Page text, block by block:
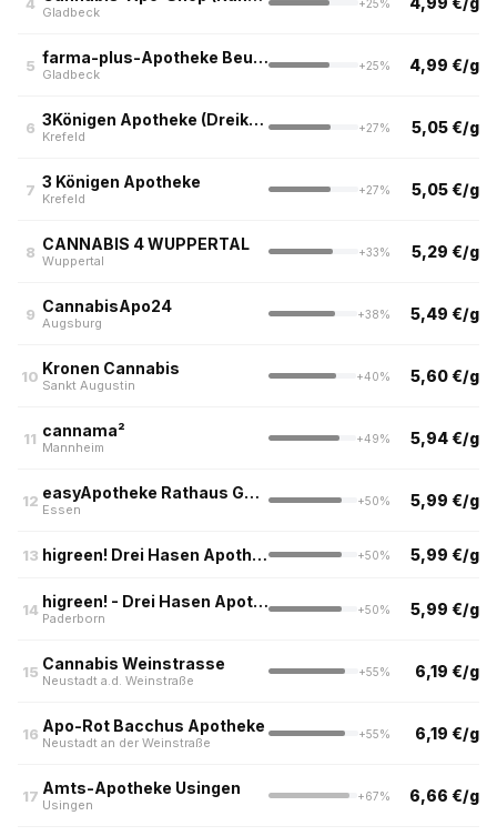
Gladbeck
+25%
5 farma-plus-Apotheke Beuth in Gladbeck
Gladbeck
+25% 4,99 €/g
6 3Königen Apotheke (Dreikönigen Apotheke am Ostwall, Krefeld)
Krefeld
+27% 5,05 €/g
7 3 Königen Apotheke
Krefeld
+27% 5,05 €/g
8 CANNABIS 4 WUPPERTAL
Wuppertal
+33% 5,29 €/g
9 CannabisApo24
Augsburg
+38% 5,49 €/g
10 Kronen Cannabis
Sankt Augustin
+40% 5,60 €/g
11 cannama²
Mannheim
+49% 5,94 €/g
12 easyApotheke Rathaus Galerie, Essen
Essen
+50% 5,99 €/g
13 higreen! Drei Hasen Apotheke +50% 5,99 €/g
14 higreen! - Drei Hasen Apotheke
Paderborn
+50% 5,99 €/g
15 Cannabis Weinstrasse
Neustadt a.d. Weinstraße
+55% 6,19 €/g
16 Apo-Rot Bacchus Apotheke
Neustadt an der Weinstraße
+55% 6,19 €/g
17 Amts-Apotheke Usingen
Usingen
+67% 6,66 €/g